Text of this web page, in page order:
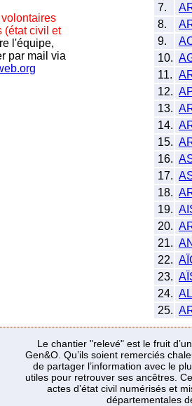
(état civil et
l'équipe,
par mail via
7.
8.
9.
10.
11.
12.
13.
14.
15.
16.
17.
18.
19.
20.
21.
22.
23.
24.
25.
Le chantier "relevé" est le fruit
Gen&O. Qu’ils soient remerciés
de partager l’information avec le
utiles pour retrouver ses ancêtres.
actes d’état civil numérisés et
départementales